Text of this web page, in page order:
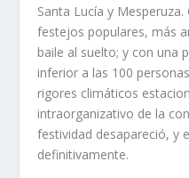
Santa Lucí­a y
festejos populares, más
baile al suelto; y con una
inferior a las 100
rigores climáticos
intraorganizativo de la
festividad desapareció, y
definitivamente.